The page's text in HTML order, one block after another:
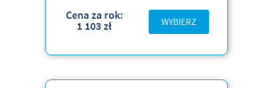
Cena za rok:
1 103 zł WYBIERZ